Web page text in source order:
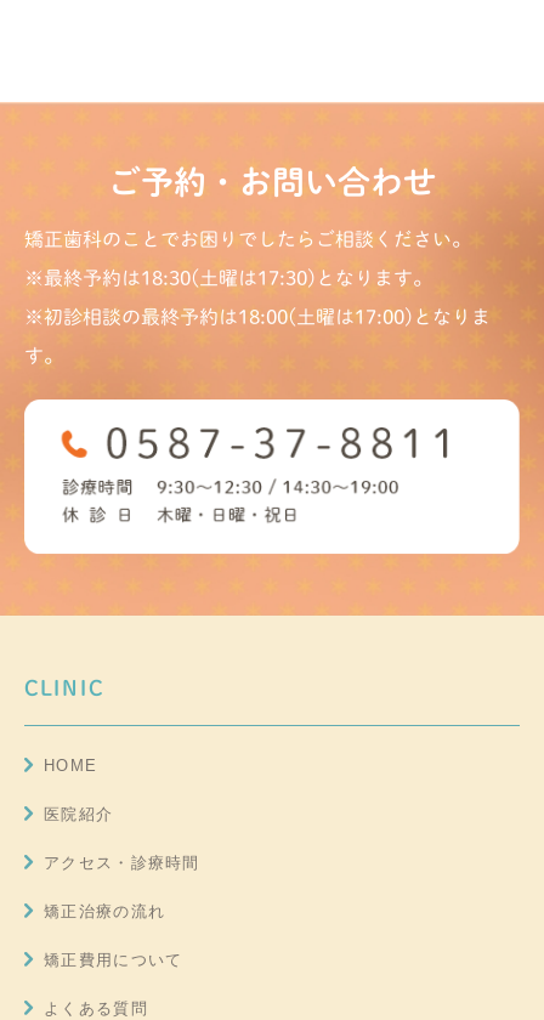
ご予約・お問い合わせ
矯正歯科のことでお困りでしたらご相談ください。
※最終予約は18:30(土曜は17:30)となります。
※初診相談の最終予約は18:00(土曜は17:00)となりま
す。
CLINIC
HOME
医院紹介
アクセス・診療時間
矯正治療の流れ
矯正費用について
よくある質問